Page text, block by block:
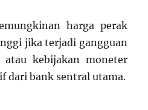
harga perak
jika terjadi gangguan
atau kebijakan moneter
dari bank sentral utama.